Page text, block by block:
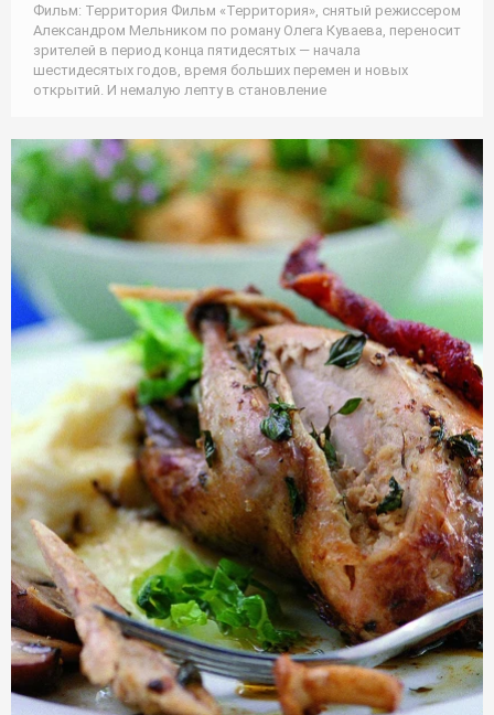
Фильм: Территория Фильм «Территория», снятый режиссером
Александром Мельником по роману Олега Куваева, переносит
зрителей в период конца пятидесятых — начала
шестидесятых годов, время больших перемен и новых
открытий. И немалую лепту в становление